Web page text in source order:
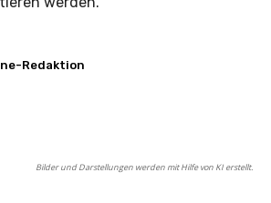
Redaktion
Bilder und Darstellungen werden mit Hilfe von KI erstellt.